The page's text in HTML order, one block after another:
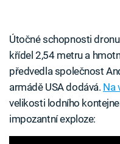
Útočné schopnosti
křídel 2,54 metru a
předvedla společnost
armádě USA dodává. Na
velikosti lodního
impozantní exploze: